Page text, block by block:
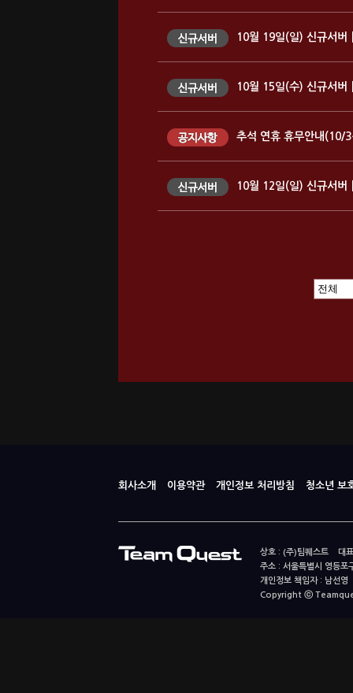
10월 19일(일) 신규서
10월 15일(수) 신규서
추석 연휴 휴무안내(10/
10월 12일(일) 신규서
회사소개 이용약관 개인정보 처리방침 청소년 보
상호 : (주)팀퀘스트 대
주소 : 서울특별시 영등
개인정보 책임자 : 남
Copyright ⓒ